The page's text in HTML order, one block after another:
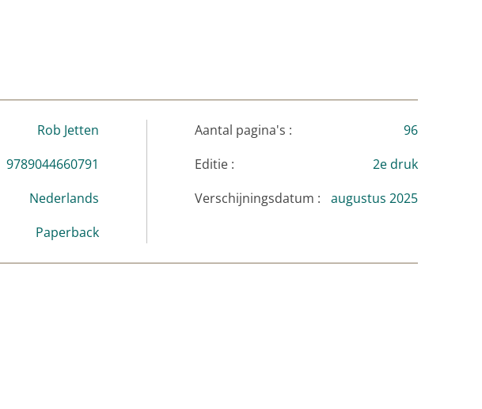
Rob Jetten
9789044660791
Nederlands
Paperback
Aantal pagina's :
96
Editie :
2e druk
Verschijningsdatum :
augustus 2025